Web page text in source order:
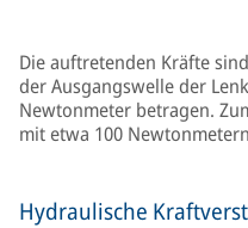
Die auftretenden Kräfte
der Ausgangswelle der
Newtonmeter betragen.
mit etwa 100
Hydraulische